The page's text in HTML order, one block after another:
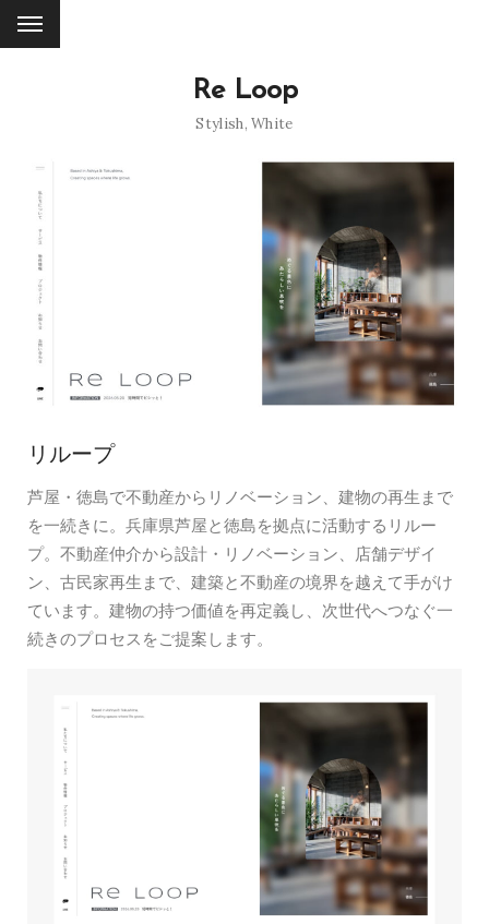
Re Loop
Stylish,White
リループ
芦屋・徳島で不動産からリノベーション、建物の再生まで
を一続きに。兵庫県芦屋と徳島を拠点に活動するリルー
プ。不動産仲介から設計・リノベーション、店舗デザイ
ン、古民家再生まで、建築と不動産の境界を越えて手がけ
ています。建物の持つ価値を再定義し、次世代へつなぐ一
続きのプロセスをご提案します。